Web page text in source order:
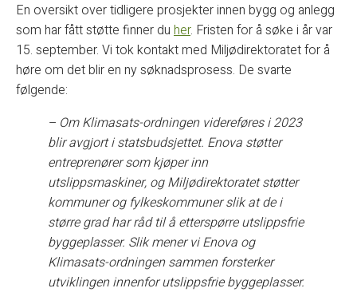
En oversikt over tidligere prosjekter innen bygg og anlegg
som har fått støtte finner du her. Fristen for å søke i år var
15. september. Vi tok kontakt med Miljødirektoratet for å
høre om det blir en ny søknadsprosess. De svarte
følgende:
– Om Klimasats-ordningen videreføres i 2023
blir avgjort i statsbudsjettet. Enova støtter
entreprenører som kjøper inn
utslippsmaskiner, og Miljødirektoratet støtter
kommuner og fylkeskommuner slik at de i
større grad har råd til å etterspørre utslippsfrie
byggeplasser. Slik mener vi Enova og
Klimasats-ordningen sammen forsterker
utviklingen innenfor utslippsfrie byggeplasser.